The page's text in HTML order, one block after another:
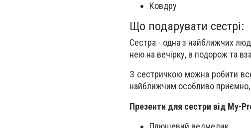
Ковдру
Що подарувати сестрі:
Сестра - одна з найближчих
нею на вечірку, в подорож та
З сестричкою можна робити
найближчим особливо приємно,
Презенти для сестри від My-